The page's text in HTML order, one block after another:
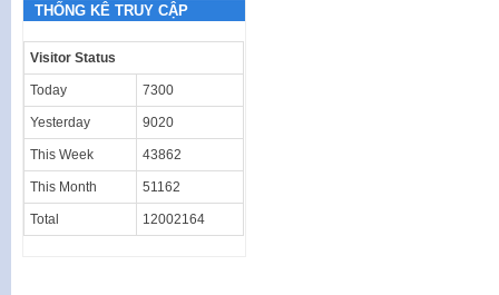
THỐNG KÊ TRUY CẬP
Visitor Status
Today 7300
Yesterday 9020
This Week 43862
This Month 51162
Total 12002164